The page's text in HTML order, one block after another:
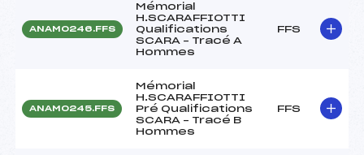
ANAM0246.FFS
Mémorial
H.SCARAFFIOTTI
Qualifications
SCARA – Tracé A
Hommes
FFS
ANAM0245.FFS
Mémorial
H.SCARAFFIOTTI
Pré Qualifications
SCARA – Tracé B
Hommes
FFS